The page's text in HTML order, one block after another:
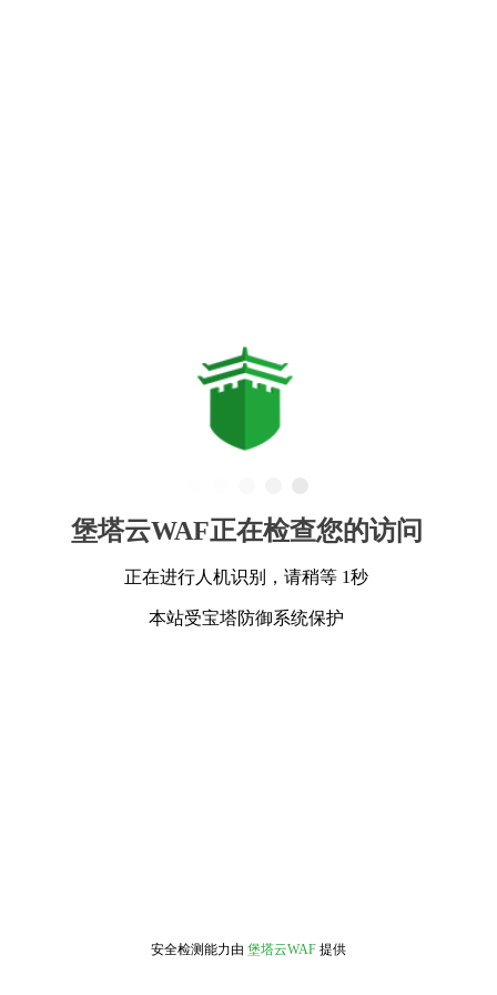
堡塔云WAF正在检查您的访问
正在进行人机识别，请稍等 1秒
本站受宝塔防御系统保护
安全检测能力由 堡塔云WAF 提供